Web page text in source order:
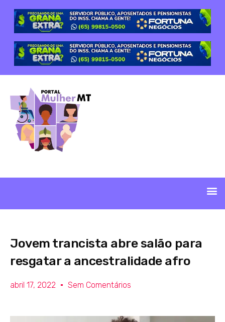
Jovem trancista abre salão para
resgatar a ancestralidade afro
abril 17, 2022 Sem Comentários